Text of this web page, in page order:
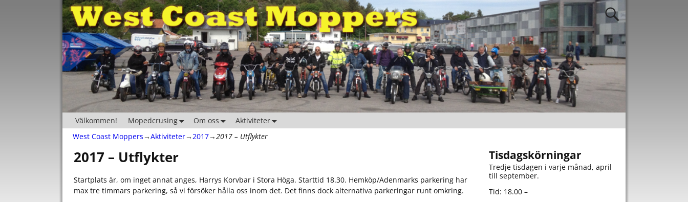
Välkommen! Mopedcrusing Om oss
Aktiviteter
West Coast Moppers→Aktiviteter→2017→2017 – Utflykter
2017 – Utflykter
Startplats är, om inget annat anges, Harrys Korvbar i Stora Höga. Starttid 18.30. Hemköp/Adenmarks parkering har
max tre timmars parkering, så vi försöker hålla oss inom det. Det finns dock alternativa parkeringar runt omkring.
Tisdagskörningar
Tredje tisdagen i varje månad, april
till september.
Tid: 18.00 –